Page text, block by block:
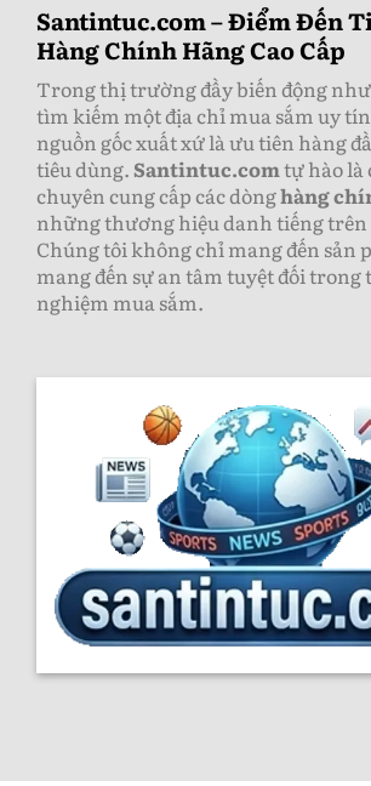
Santintuc.com – Điểm Đến
Hàng Chính Hãng Cao Cấp
Trong thị trường đầy biến động
tìm kiếm một địa chỉ mua sắm uy
nguồn gốc xuất xứ là ưu tiên hàng
tiêu dùng.Santintuc.comtự hào là
chuyên cung cấp các dònghàng
những thương hiệu danh tiếng trên
Chúng tôi không chỉ mang đến sản
mang đến sự an tâm tuyệt đối
nghiệm mua sắm.